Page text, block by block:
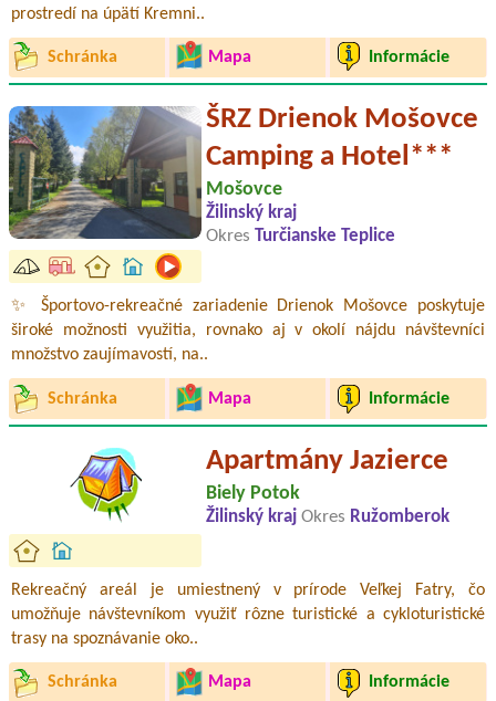
prostredí na úpätí Kremni..
Schránka Mapa Informácie
ŠRZ Drienok Mošovce
Camping a Hotel***
Mošovce
Žilinský kraj
Okres Turčianske Teplice
✨ Športovo-rekreačné zariadenie Drienok Mošovce poskytuje
široké možnosti využitia, rovnako aj v okolí nájdu návštevníci
množstvo zaujímavostí, na..
Schránka Mapa Informácie
Apartmány Jazierce
Biely Potok
Žilinský kraj Okres Ružomberok
Rekreačný areál je umiestnený v prírode Veľkej Fatry, čo
umožňuje návštevníkom využiť rôzne turistické a cykloturistické
trasy na spoznávanie oko..
Schránka Mapa Informácie